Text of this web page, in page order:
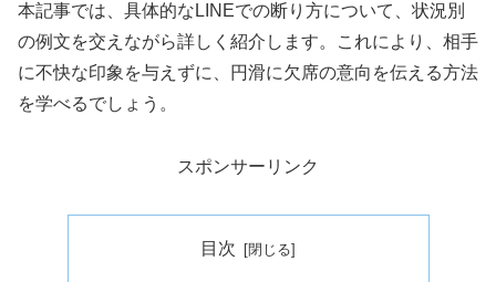
本記事では、具体的なLINEでの断り方について、状況別
の例文を交えながら詳しく紹介します。これにより、相手
に不快な印象を与えずに、円滑に欠席の意向を伝える方法
を学べるでしょう。
スポンサーリンク
目次